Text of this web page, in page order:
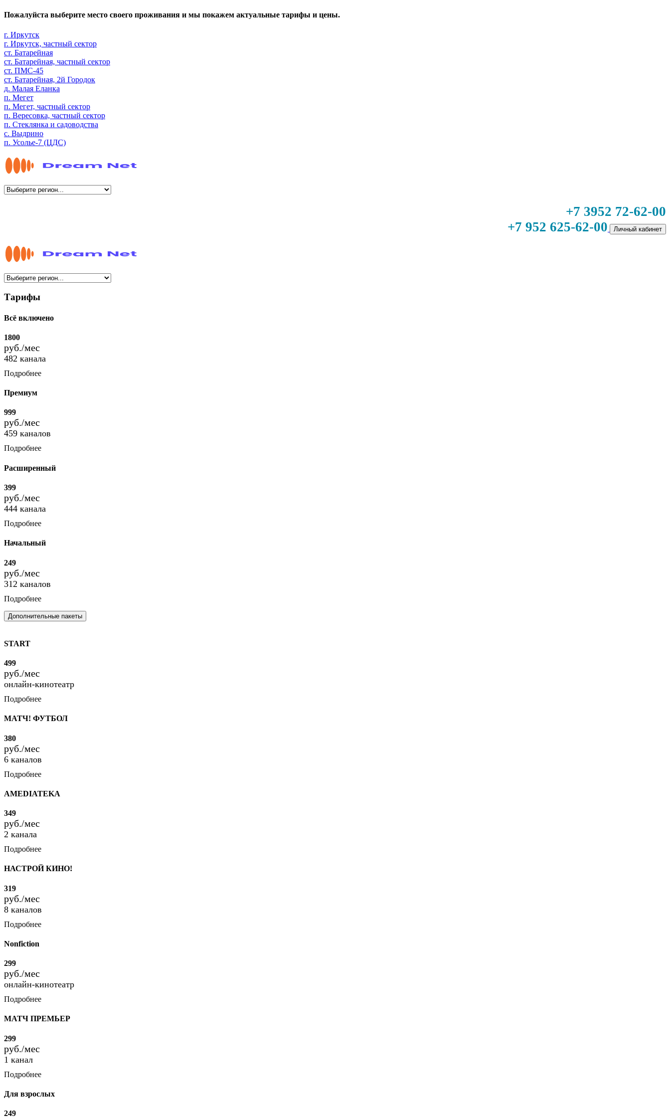
Пожалуйста выберите место своего проживания и мы покажем актуальные тарифы и цены.
г. Иркутск
г. Иркутск, частный сектор
ст. Батарейная
ст. Батарейная, частный сектор
ст. ПМС-45
ст. Батарейная, 2й Городок
д. Малая Еланка
п. Мегет
п. Мегет, частный сектор
п. Вересовка, частный сектор
п. Стеклянка и садоводства
с. Выдрино
п. Усолье-7 (ЦДС)
+7 3952 72-62-00
+7 952 625-62-00
Личный кабинет
Тарифы
Всё включено
1800
руб./мес
482 канала
Подробнее
Премиум
999
руб./мес
459 каналов
Подробнее
Расширенный
399
руб./мес
444 канала
Подробнее
Начальный
249
руб./мес
312 каналов
Подробнее
Дополнительные пакеты
START
499
руб./мес
онлайн-кинотеатр
Подробнее
МАТЧ! ФУТБОЛ
380
руб./мес
6 каналов
Подробнее
AMEDIATEKA
349
руб./мес
2 канала
Подробнее
НАСТРОЙ КИНО!
319
руб./мес
8 каналов
Подробнее
Nonfiction
299
руб./мес
онлайн-кинотеатр
Подробнее
МАТЧ ПРЕМЬЕР
299
руб./мес
1 канал
Подробнее
Для взрослых
249